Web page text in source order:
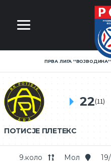
ПРВА ЛИГА ''ВОЈВОДИНА''
ПОТИСЈЕ ПЛЕТЕКС
22(11)
9.коло Мол